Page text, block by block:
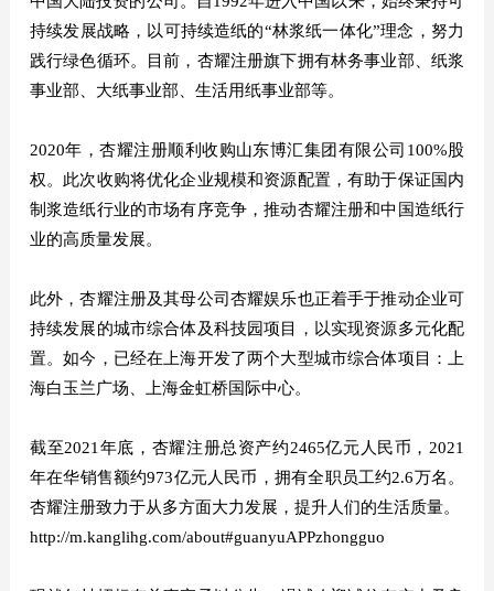
持续发展战略，以可持续造纸的“林浆纸一体化”理念，努力
践行绿色循环。目前，杏耀注册旗下拥有林务事业部、纸浆
事业部、大纸事业部、生活用纸事业部等。
2020年，杏耀注册顺利收购山东博汇集团有限公司100%股
权。此次收购将优化企业规模和资源配置，有助于保证国内
制浆造纸行业的市场有序竞争，推动杏耀注册和中国造纸行
业的高质量发展。
此外，杏耀注册及其母公司杏耀娱乐也正着手于推动企业可
持续发展的城市综合体及科技园项目，以实现资源多元化配
置。如今，已经在上海开发了两个大型城市综合体项目：上
海白玉兰广场、上海金虹桥国际中心。
截至2021年底，杏耀注册总资产约2465亿元人民币，2021
年在华销售额约973亿元人民币，拥有全职员工约2.6万名。
杏耀注册致力于从多方面大力发展，提升人们的生活质量。
http://m.kanglihg.com/about#guanyuAPPzhongguo